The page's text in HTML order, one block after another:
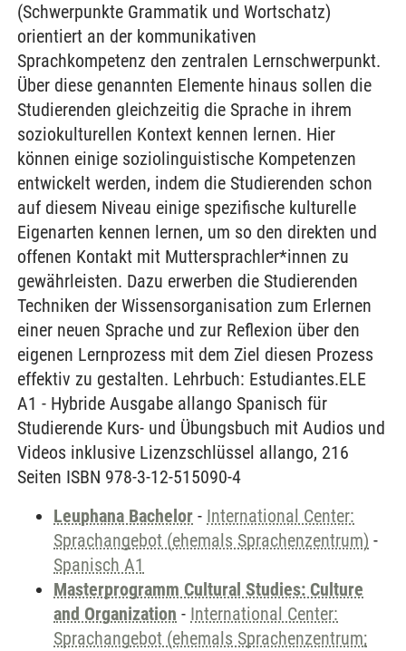
(Schwerpunkte Grammatik und Wortschatz)
orientiert an der kommunikativen
Sprachkompetenz den zentralen Lernschwerpunkt.
Über diese genannten Elemente hinaus sollen die
Studierenden gleichzeitig die Sprache in ihrem
soziokulturellen Kontext kennen lernen. Hier
können einige soziolinguistische Kompetenzen
entwickelt werden, indem die Studierenden schon
auf diesem Niveau einige spezifische kulturelle
Eigenarten kennen lernen, um so den direkten und
offenen Kontakt mit Muttersprachler*innen zu
gewährleisten. Dazu erwerben die Studierenden
Techniken der Wissensorganisation zum Erlernen
einer neuen Sprache und zur Reflexion über den
eigenen Lernprozess mit dem Ziel diesen Prozess
effektiv zu gestalten. Lehrbuch: Estudiantes.ELE
A1 - Hybride Ausgabe allango Spanisch für
Studierende Kurs- und Übungsbuch mit Audios und
Videos inklusive Lizenzschlüssel allango, 216
Seiten ISBN 978-3-12-515090-4
Leuphana Bachelor - International Center:
Sprachangebot (ehemals Sprachenzentrum) -
Spanisch A1
Masterprogramm Cultural Studies: Culture
and Organization - International Center:
Sprachangebot (ehemals Sprachenzentrum;